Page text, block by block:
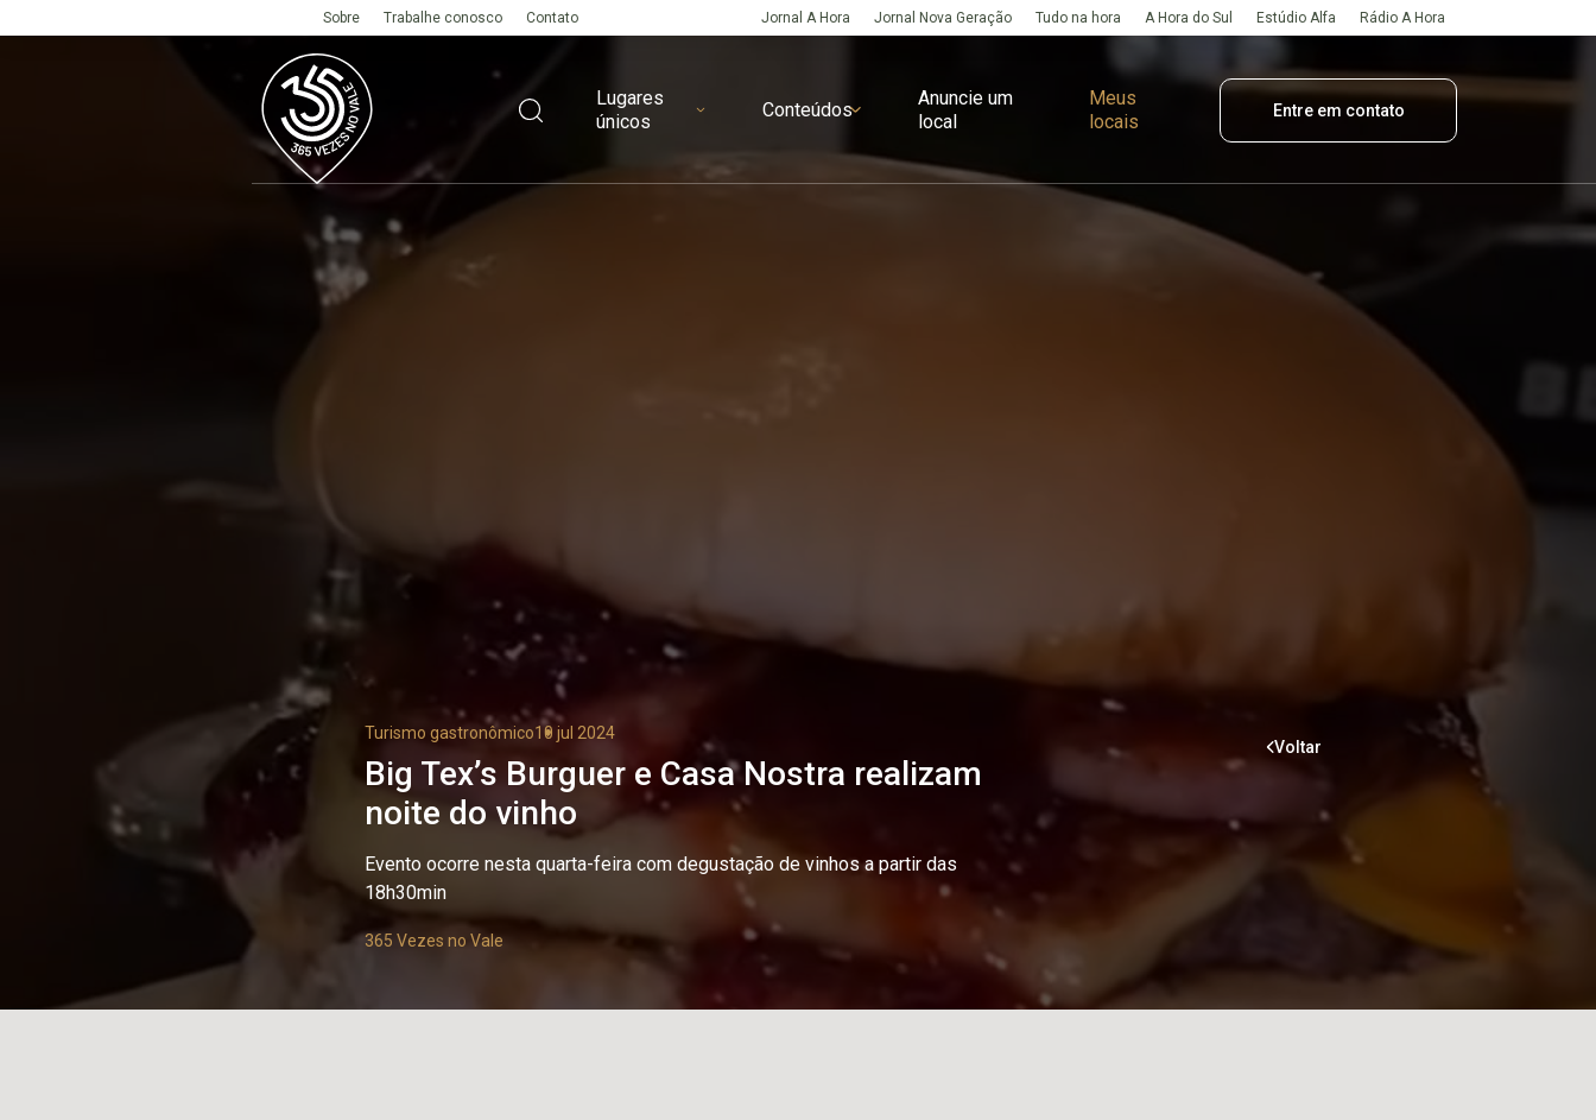
Sobre Trabalhe conosco Contato Jornal A Hora Jornal Nova Geração Tudo na hora A Hora do Sul Estúdio Alfa Rádio A Hora
Lugares
únicos
Conteúdos
Anuncie um
local
Meus
locais
Entre em contato
Turismo gastronômico10 jul 2024
Big Tex’s Burguer e Casa Nostra realizam
noite do vinho
Evento ocorre nesta quarta-feira com degustação de vinhos a partir das
18h30min
365 Vezes no Vale
Voltar